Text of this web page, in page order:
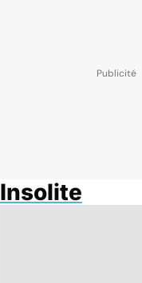
Insolite